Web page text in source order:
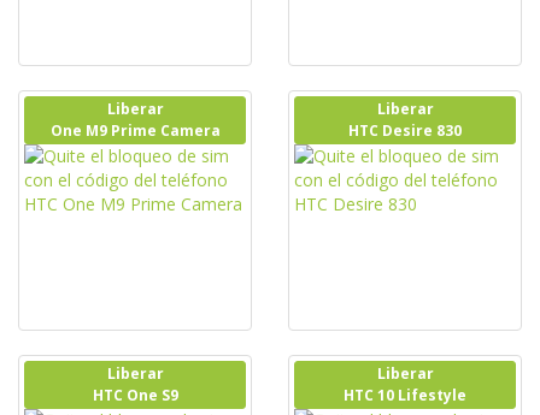
Liberar
One M9 Prime Camera
Liberar
HTC Desire 830
Liberar
HTC One S9
Liberar
HTC 10 Lifestyle